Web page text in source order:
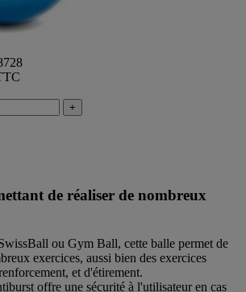
+
de réaliser de nombreux
ou Gym Ball, cette balle permet de
exercices, aussi bien des exercices
et d'étirement.
offre une sécurité à l'utilisateur en cas